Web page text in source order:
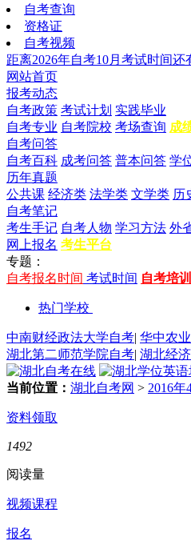
自考查询
资格证
自考视频
距离2026年自考10月考试时间还
网站首页
报考动态
自考政策 考试计划 实践毕业
自考专业 自考院校 考场查询 成
自考问答
自考百科 成考问答 普本问答 学
历年真题
公共课 经济类 法学类 文学类 历
自考笔记
考生手记 自考人物 学习方法 外
网上报名 考生平台
专题：
自考报名时间 考试时间 自考培训
热门学校
中南财经政法大学自考| 华中农
湖北第二师范学院自考| 湖北经
当前位置： 湖北自考网 > 2016
资料领取
1492
阅读量
视频课程
报名